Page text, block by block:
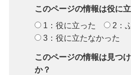
このページの情報は役に
1：役に立った
2：
3：役に立たなかった
このページの情報は見つ
か？